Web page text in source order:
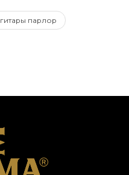
гитары парлор